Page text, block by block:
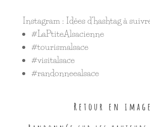
Instagram : Idées d’hashtag à
#LaPtiteAlsacienne
#tourismalsace
#visitalsace
#randonneealsace
Retour en image